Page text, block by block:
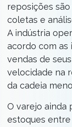
reposições
coletas e
A indústria
acordo com as
vendas de
velocidade na
da cadeia
O varejo ainda
estoques